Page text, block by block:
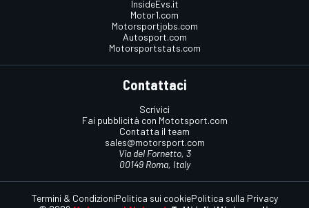
InsideEvs.it
Motor1.com
Motorsportjobs.com
Autosport.com
Motorsportstats.com
Contattaci
Scrivici
Fai pubblicità con Mototsport.com
Contatta il team
sales@motorsport.com
Via del Fornetto, 3
00149 Roma, Italy
Termini & CondizioniPolitica sui cookiePolitica sulla Privacy